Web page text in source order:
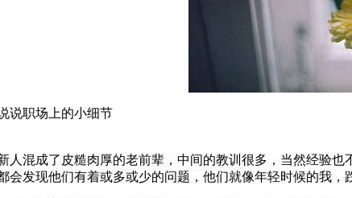
说职场上的小细节
人混成了皮糙肉厚的老前辈，中间的教训很多，当然经验
会发现他们有着或多或少的问题，他们就像年轻时候的我